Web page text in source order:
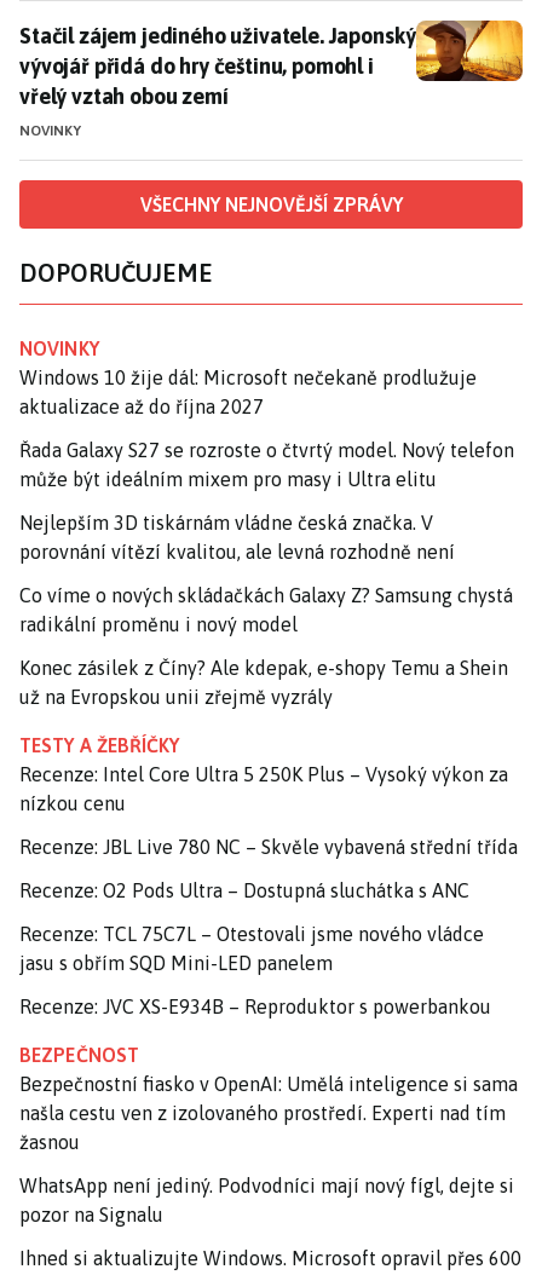
Stačil zájem jediného uživatele. Japonský vývojář
Stačil zájem jediného uživatele. Japonský
vývojář přidá do hry češtinu, pomohl i
vřelý vztah obou zemí
NOVINKY
VŠECHNY NEJNOVĚJŠÍ ZPRÁVY
DOPORUČUJEME
NOVINKY
Windows 10 žije dál: Microsoft nečekaně prodlužuje
aktualizace až do října 2027
Řada Galaxy S27 se rozroste o čtvrtý model. Nový telefon
může být ideálním mixem pro masy i Ultra elitu
Nejlepším 3D tiskárnám vládne česká značka. V
porovnání vítězí kvalitou, ale levná rozhodně není
Co víme o nových skládačkách Galaxy Z? Samsung chystá
radikální proměnu i nový model
Konec zásilek z Číny? Ale kdepak, e-shopy Temu a Shein
už na Evropskou unii zřejmě vyzrály
TESTY A ŽEBŘÍČKY
Recenze: Intel Core Ultra 5 250K Plus – Vysoký výkon za
nízkou cenu
Recenze: JBL Live 780 NC – Skvěle vybavená střední třída
Recenze: O2 Pods Ultra – Dostupná sluchátka s ANC
Recenze: TCL 75C7L – Otestovali jsme nového vládce
jasu s obřím SQD Mini-LED panelem
Recenze: JVC XS-E934B – Reproduktor s powerbankou
BEZPEČNOST
Bezpečnostní fiasko v OpenAI: Umělá inteligence si sama
našla cestu ven z izolovaného prostředí. Experti nad tím
žasnou
WhatsApp není jediný. Podvodníci mají nový fígl, dejte si
pozor na Signalu
Ihned si aktualizujte Windows. Microsoft opravil přes 600